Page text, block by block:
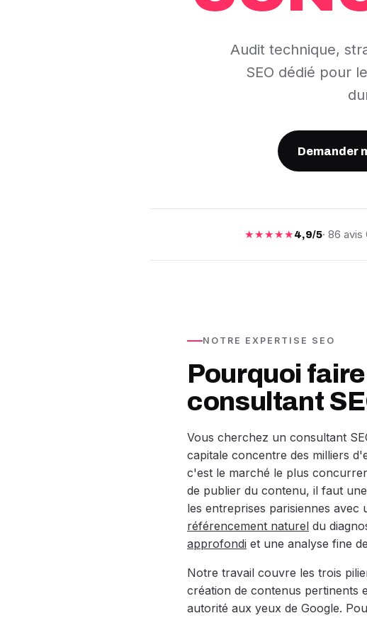
Audit technique,
SEO dédié pour
Demander
★★★★★4,9/5· 86 avis
NOTRE EXPERTISE SEO
Pourquoi
consultant
Vous cherchez un consultant
capitale concentre des milliers
c'est le marché le plus
de publier du contenu, il faut
les entreprises parisiennes avec
référencement naturel du
approfondi et une analyse fine
Notre travail couvre les trois
création de contenus pertinents
autorité aux yeux de Google.